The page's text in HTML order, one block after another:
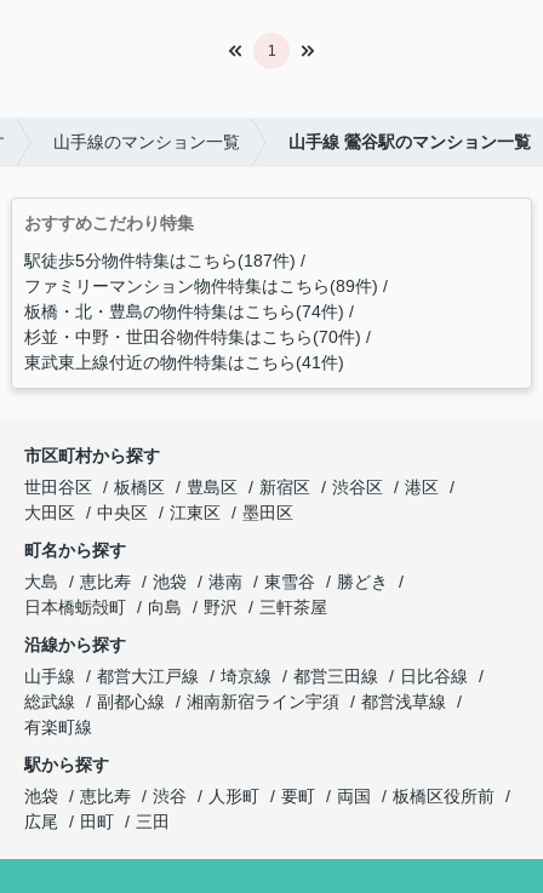
1
山手線のマンション一覧 山手線 鶯谷駅のマンション一覧
おすすめこだわり特集
駅徒歩5分物件特集はこちら(187件)
ファミリーマンション物件特集はこちら(89件)
板橋・北・豊島の物件特集はこちら(74件)
杉並・中野・世田谷物件特集はこちら(70件)
東武東上線付近の物件特集はこちら(41件)
市区町村から探す
世田谷区
板橋区 豊島区 新宿区 渋谷区
港区
大田区
中央区 江東区
墨田区
町名から探す
大島
恵比寿 池袋 港南 東雪谷
勝どき
日本橋蛎殻町
向島 野沢
三軒茶屋
沿線から探す
山手線
都営大江戸線 埼京線 都営三田線
日比谷線
総武線
副都心線 湘南新宿ライン宇須
都営浅草線
有楽町線
駅から探す
池袋
恵比寿 渋谷 人形町 要町 両国
板橋区役所前
広尾
田町 三田